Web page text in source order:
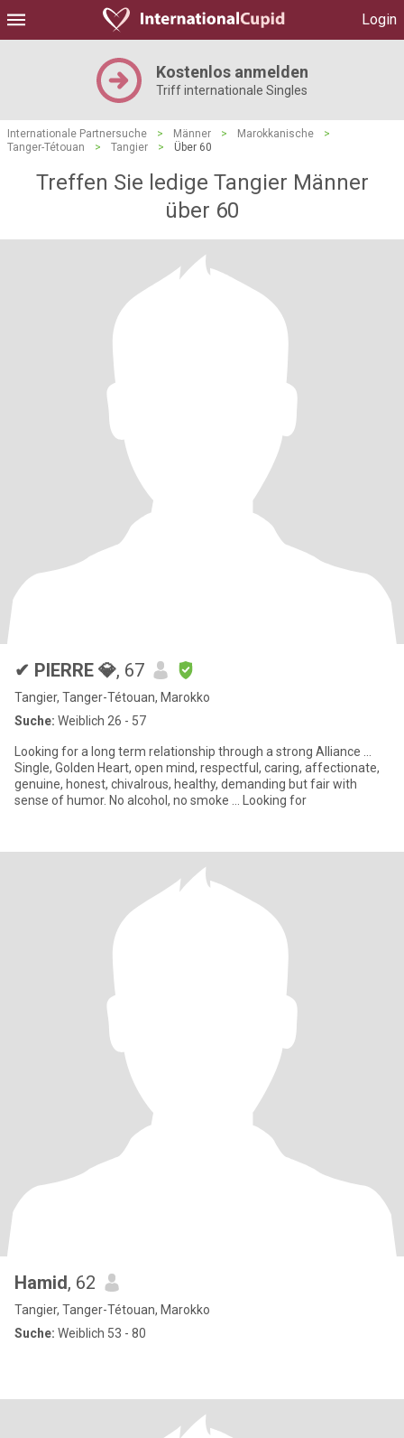
Login
Kostenlos anmelden
Triff internationale Singles
Internationale Partnersuche > Männer > Marokkanische
>
Tanger-Tétouan
> Tangier > Über 60
Treffen Sie ledige Tangier Männer
über 60
✔ PIERRE 💎, 67
Tangier, Tanger-Tétouan, Marokko
Suche: Weiblich 26 - 57
Looking for a long term relationship through a strong Alliance ...
Single, Golden Heart, open mind, respectful, caring, affectionate,
genuine, honest, chivalrous, healthy, demanding but fair with
sense of humor. No alcohol, no smoke ... Looking for
Hamid, 62
Tangier, Tanger-Tétouan, Marokko
Suche: Weiblich 53 - 80